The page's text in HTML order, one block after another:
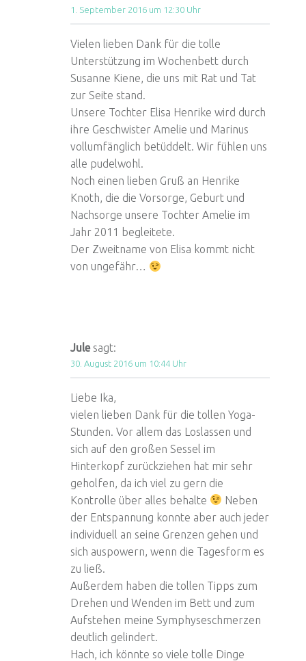
1. September 2016 um 12:30 Uhr
Vielen lieben Dank für die tolle
Unterstützung im Wochenbett durch
Susanne Kiene, die uns mit Rat und Tat
zur Seite stand.
Unsere Tochter Elisa Henrike wird durch
ihre Geschwister Amelie und Marinus
vollumfänglich betüddelt. Wir fühlen uns
alle pudelwohl.
Noch einen lieben Gruß an Henrike
Knoth, die die Vorsorge, Geburt und
Nachsorge unsere Tochter Amelie im
Jahr 2011 begleitete.
Der Zweitname von Elisa kommt nicht
von ungefähr…
Jule sagt:
30. August 2016 um 10:44 Uhr
Liebe Ika,
vielen lieben Dank für die tollen Yoga-
Stunden. Vor allem das Loslassen und
sich auf den großen Sessel im
Hinterkopf zurückziehen hat mir sehr
geholfen, da ich viel zu gern die
Kontrolle über alles behalte
Neben
der Entspannung konnte aber auch jeder
individuell an seine Grenzen gehen und
sich auspowern, wenn die Tagesform es
zu ließ.
Außerdem haben die tollen Tipps zum
Drehen und Wenden im Bett und zum
Aufstehen meine Symphyseschmerzen
deutlich gelindert.
Hach, ich könnte so viele tolle Dinge